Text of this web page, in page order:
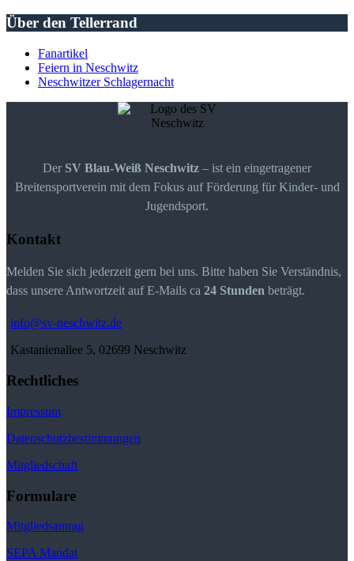
Über den Tellerrand
Fanartikel
Feiern in Neschwitz
Neschwitzer Schlagernacht
Der SV Blau-Weiß Neschwitz – ist ein eingetragener
Breitensportverein mit dem Fokus auf Förderung für Kinder- und
Jugendsport.
Kontakt
Melden Sie sich jederzeit gern bei uns. Bitte haben Sie Verständnis,
dass unsere Antwortzeit auf E-Mails ca 24 Stunden beträgt.
info@sv-neschwitz.de
Kastanienallee 5, 02699 Neschwitz
Rechtliches
Impressum
Datenschutzbestimmungen
Mitgliedschaft
Formulare
Mitgliedsantrag
SEPA Mandat